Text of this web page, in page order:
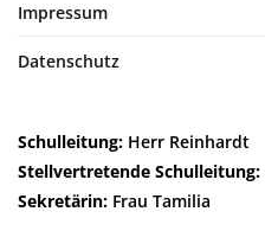
Impressum
Datenschutz
Schulleitung: Herr Reinhardt
Stellvertretende Schulleitung:
Sekretärin: Frau Tamilia